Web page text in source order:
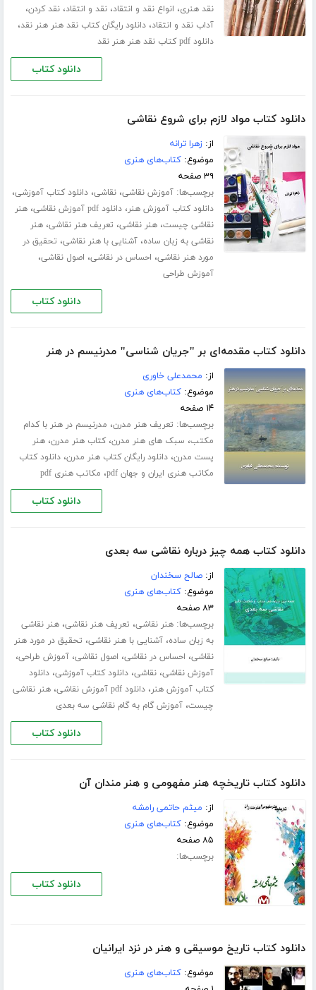
نقد هنری، انواع نقد و انتقاد،نقد و انتقاد،نقد کردن،
آداب نقد و انتقاد،دانلود رایگان کتاب نقد هنر هنر نقد،
دانلود pdf کتاب نقد هنر هنر نقد
دانلود کتاب
دانلود کتاب مواد لازم برای شروع نقاشی
از:زهرا ترانه
موضوع:کتاب‌های هنری
۳۹ صفحه
برچسب‌ها:آموزش نقاشی،نقاشی،دانلود کتاب آموزشی،
دانلود کتاب آموزش هنر،دانلود ‌pdf آموزش نقاشی ،هنر
نقاشی چیست،هنر نقاشی، تعریف هنر نقاشی،هنر
نقاشی به زبان ساده،آشنایی با هنر نقاشی، تحقیق در
مورد هنر نقاشی، احساس در نقاشی، اصول نقاشی،
آموزش طراحی
دانلود کتاب
دانلود کتاب مقدمه‌ای بر "جریان شناسی" مدرنیسم در هنر
از: محمدعلی خاوری
موضوع:کتاب‌های هنری
۱۴ صفحه
برچسب‌ها: تعریف هنر مدرن، مدرنیسم در هنر با کدام
مکتب، سبک های هنر مدرن،کتاب هنر مدرن،هنر
پست مدرن،دانلود رایگان کتاب هنر مدرن،دانلود کتاب
مکاتب هنری ایران و جهان pdf
، مکاتب هنری pdf
دانلود کتاب
دانلود کتاب همه چیز درباره نقاشی سه بعدی
از:صالح سخندان
موضوع:کتاب‌های هنری
۸۳ صفحه
برچسب‌ها:هنر نقاشی، تعریف هنر نقاشی،هنر نقاشی
به زبان ساده،آشنایی با هنر نقاشی، تحقیق در مورد هنر
نقاشی، احساس در نقاشی، اصول نقاشی،آموزش طراحی،
آموزش نقاشی،نقاشی،دانلود کتاب آموزشی،دانلود
کتاب آموزش هنر،دانلود ‌pdf آموزش نقاشی ،هنر نقاشی
چیست،آموزش گام به گام نقاشی سه بعدی
دانلود کتاب
دانلود کتاب تاريخچه هنر مفهومی و هنر مندان آن
از: ميثم حاتمی رامشه
موضوع:کتاب‌های هنری
۸۵ صفحه
برچسب‌ها:
دانلود کتاب
دانلود کتاب تاریخ موسیقی و هنر در نزد ایرانیان
موضوع:کتاب‌های هنری